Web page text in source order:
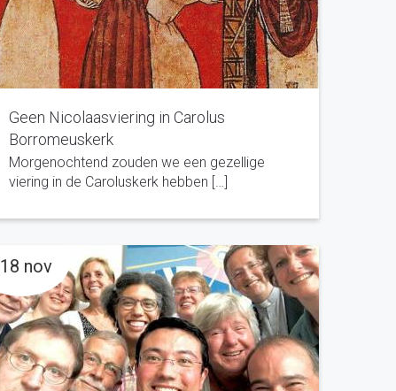
Geen Nicolaasviering in Carolus
Borromeuskerk
Morgenochtend zouden we een gezellige
viering in de Caroluskerk hebben […]
18 nov